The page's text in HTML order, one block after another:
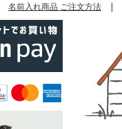
名前入れ商品 ご注文方法|